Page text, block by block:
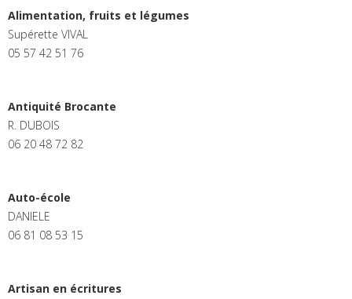
Alimentation, fruits et légumes
Supérette VIVAL
05 57 42 51 76
Antiquité Brocante
R. DUBOIS
06 20 48 72 82
Auto-école
DANIELE
06 81 08 53 15
Artisan en écritures